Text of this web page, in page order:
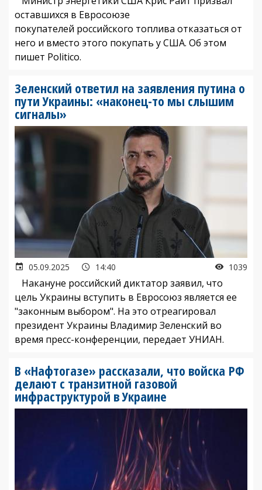
оставшихся в Евросоюзе
покупателей российского топлива отказаться от
него и вместо этого покупать у США. Об этом
пишет Politico.
Зеленский ответил на заявления путина о
пути Украины: «наконец-то мы слышим
сигналы»
05.09.2025 14:40 1039
Накануне российский диктатор заявил, что
цель Украины вступить в Евросоюз является ее
"законным выбором". На это отреагировал
президент Украины Владимир Зеленский во
время пресс-конференции, передает УНИАН.
В «Нафтогазе» рассказали, что войска РФ
делают с транзитной газовой
инфраструктурой в Украине